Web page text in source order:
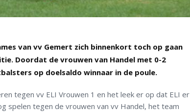
van vv Gemert zich binnenkort toch op gaan
Doordat de vrouwen van Handel met 0-2
op doelsaldo winnaar in de poule.
tegen vv ELI Vrouwen 1 en het leek er op dat ELI er
spelen tegen de vrouwen van vv Handel, het team